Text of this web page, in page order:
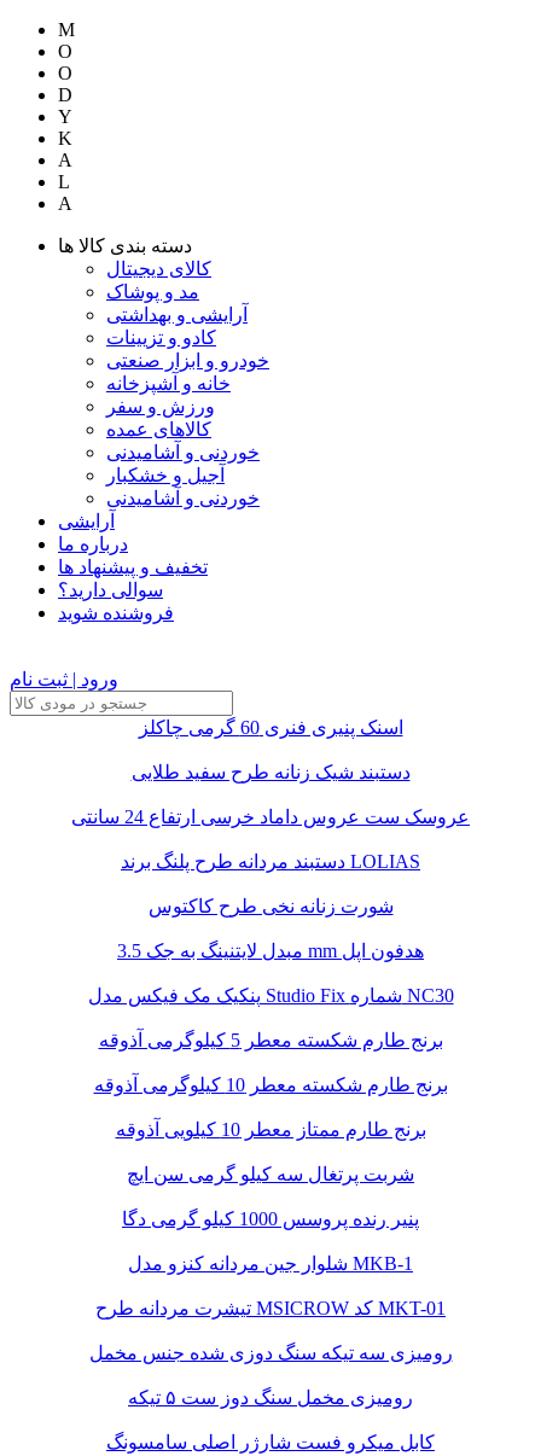
M
O
O
D
Y
K
A
L
A
دسته بندی کالا ها
کالای دیجیتال
مد و پوشاک
آرایشی و بهداشتی
کادو و تزیینات
خودرو و ابزار صنعتی
خانه و آشپزخانه
ورزش و سفر
کالاهای عمده
خوردنی و آشامیدنی
آجیل و خشکبار
خوردنی و آشامیدنی
آرایشی
درباره ما
تخفیف و پیشنهاد ها
سوالی دارید؟
فروشنده شوید
ورود | ثبت نام
اسنک پنیری فنری 60 گرمی چاکلز
دستبند شیک زنانه طرح سفید طلایی
عروسک ست عروس داماد خرسی ارتفاع 24 سانتی
دستبند مردانه طرح پلنگ برند LOLIAS
شورت زنانه نخی طرح کاکتوس
مبدل لایتنینگ به جک 3.5 mm هدفون اپل
پنکیک مک فیکس مدل Studio Fix شماره NC30
برنج طارم شکسته معطر 5 کیلوگرمی آذوقه
برنج طارم شکسته معطر 10 کیلوگرمی آذوقه
برنج طارم ممتاز معطر 10 کیلویی آذوقه
شربت پرتغال سه کیلو گرمی سن ایچ
پنیر رنده پروسس 1000 کیلو گرمی دگا
شلوار جین مردانه کنزو مدل MKB-1
تیشرت مردانه طرح MSICROW کد MKT-01
رومیزی سه تیکه سنگ دوزی شده جنس مخمل
رومیزی مخمل سنگ دوز ست ۵ تیکه
کابل میکرو فست شارژر اصلی سامسونگ